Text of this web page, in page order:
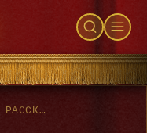
Ю.ЛЮБИМОВ С РАССКАЗОМ О СДЕЛАННОМ И ПЛАНАХ ТАГАНКИ, О СОЗДАНИИ СПЕКТАКЛЕЙ В Т.Ч. "ЖИВАГО" ПО ПРОИЗВЕДЕНИЮ Б.ПАСТЕРНАКА (ЗАП. В ЗАЛЕ 08.04.89Г.)